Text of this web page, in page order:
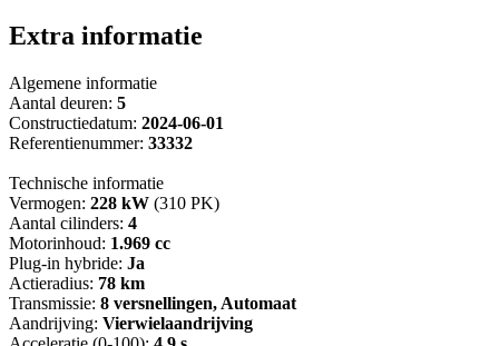
Extra informatie
Algemene informatie
Aantal deuren: 5
Constructiedatum: 2024-06-01
Referentienummer: 33332
Technische informatie
Vermogen: 228 kW (310 PK)
Aantal cilinders: 4
Motorinhoud: 1.969 cc
Plug-in hybride: Ja
Actieradius: 78 km
Transmissie: 8 versnellingen, Automaat
Aandrijving: Vierwielaandrijving